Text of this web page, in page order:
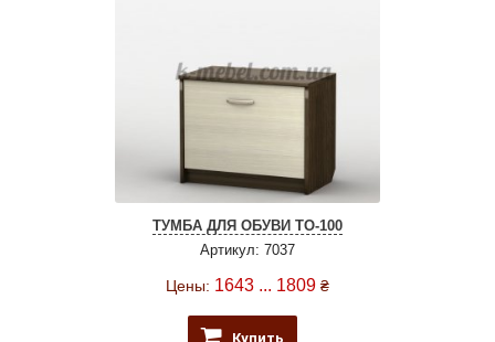
ТУМБА ДЛЯ ОБУВИ ТО-100
Артикул: 7037
Цены: 1643 ... 1809 ₴
Купить